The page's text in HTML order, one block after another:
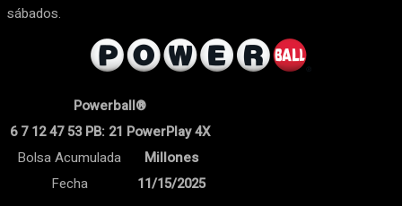
sábados.
Powerball®
6 7 12 47 53 PB: 21 PowerPlay 4X
Bolsa Acumulada
Millones
Fecha
11/15/2025